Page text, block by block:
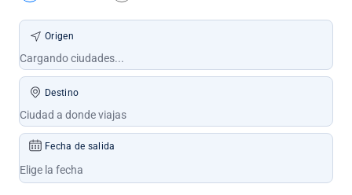
Origen
Destino
Fecha de salida